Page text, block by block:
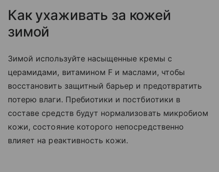
Как ухаживать за кожей
зимой
Зимой используйте насыщенные кремы с
церамидами, витамином F и маслами, чтобы
восстановить защитный барьер и предотвратить
потерю влаги. Пребиотики и постбиотики в
составе средств будут нормализовать микробиом
кожи, состояние которого непосредственно
влияет на реактивность кожи.